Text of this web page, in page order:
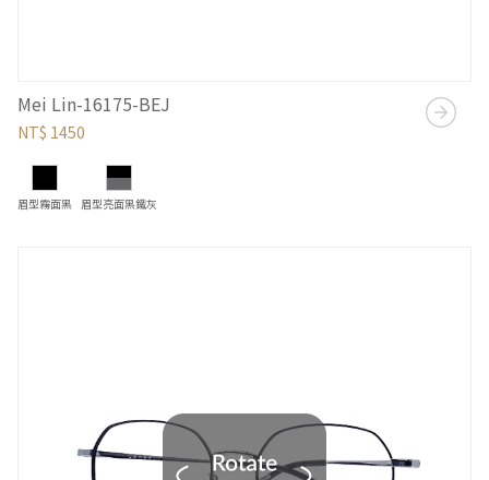
Mei Lin-16175-BEJ
NT$ 1450
眉型霧面黑 眉型亮面黑鐵灰